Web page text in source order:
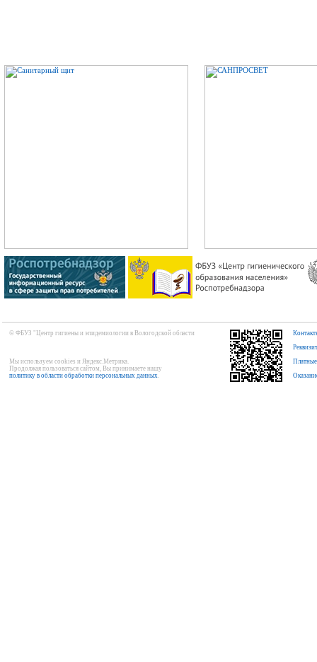
© ФБУЗ "Центр гигиены и эпидемиологии в Вологодской области
Мы используем cookies и Яндекс.Метрика.
Продолжая пользоваться сайтом, Вы принимаете нашу
политику в области обработки персональных данных.